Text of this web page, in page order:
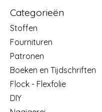
Categorieën
Stoffen
Fournituren
Patronen
Boeken en Tijdschriften
Flock - Flexfolie
DIY